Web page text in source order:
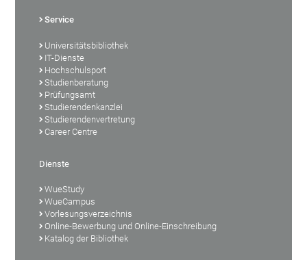
Service
Universitätsbibliothek
IT-Dienste
Hochschulsport
Studienberatung
Prüfungsamt
Studierendenkanzlei
Studierendenvertretung
Career Centre
Dienste
WueStudy
WueCampus
Vorlesungsverzeichnis
Online-Bewerbung und Online-Einschreibung
Katalog der Bibliothek